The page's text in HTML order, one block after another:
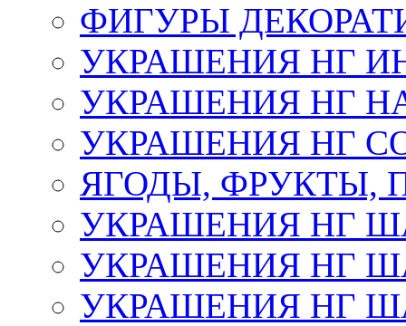
ФИГУРЫ
УКРАШЕНИЯ НГ
УКРАШЕНИЯ НГ
УКРАШЕНИЯ НГ
ЯГОДЫ, ФРУКТЫ,
УКРАШЕНИЯ НГ
УКРАШЕНИЯ НГ
УКРАШЕНИЯ НГ